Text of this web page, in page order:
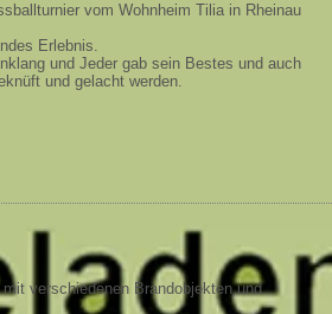
vom Wohnheim Tilia in Rheinau
Erlebnis.
und Jeder gab sein Bestes und auch
und gelacht werden.
verschiedenen Brandobjekten und